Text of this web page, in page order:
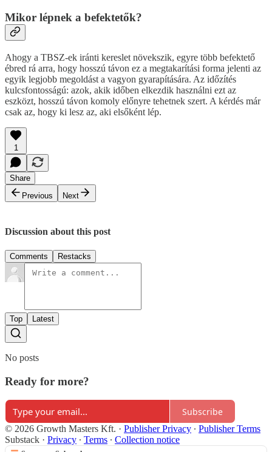
Mikor lépnek a befektetők?
Ahogy a TBSZ-ek iránti kereslet növekszik, egyre több befektető
ébred rá arra, hogy hosszú távon ez a megtakarítási forma jelenti az
egyik legjobb megoldást a vagyon gyarapítására. Az időzítés
kulcsfontosságú: azok, akik időben elkezdik használni ezt az
eszközt, hosszú távon komoly előnyre tehetnek szert. A kérdés már
csak az, hogy ki lesz az, aki elsőként lép.
1
Share
Previous
Next
Discussion about this post
Comments Restacks
Top Latest
No posts
Ready for more?
Subscribe
© 2026 Growth Masters Kft. · Publisher Privacy ∙ Publisher Terms
Substack · Privacy ∙ Terms ∙ Collection notice